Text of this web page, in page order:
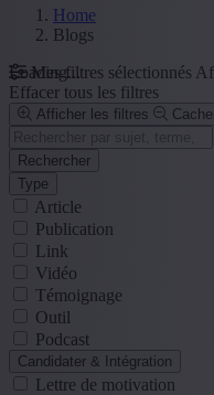
Home
Blogs
Loading...
Mes filtres sélectionnés
Effacer tous les filtres
Afficher les filtres
Rechercher
Type
Article
Publication
Link
Vidéo
Témoignage
Outil
Podcast
Candidater & Intégration
Lettre de motivation